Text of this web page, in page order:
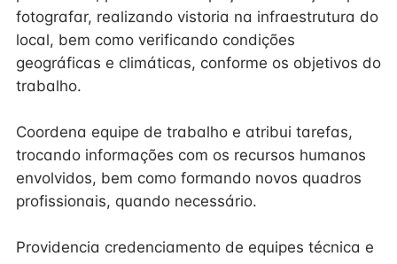
fotografar, realizando vistoria na infraestrutura do
local, bem como verificando condições
geográficas e climáticas, conforme os objetivos do
trabalho.
Coordena equipe de trabalho e atribui tarefas,
trocando informações com os recursos humanos
envolvidos, bem como formando novos quadros
profissionais, quando necessário.
Providencia credenciamento de equipes técnica e